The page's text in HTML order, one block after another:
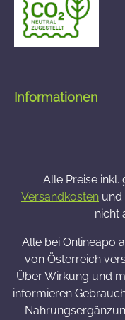
Informationen
Alle Preise
Versandkosten und
nicht
Alle bei Onlineapo
von Österreich
Über Wirkung und
informieren